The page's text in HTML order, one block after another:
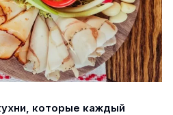
которые каждый